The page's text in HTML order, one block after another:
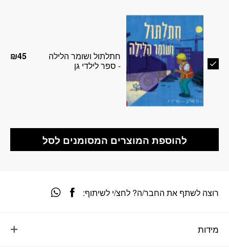
מידות
חתלתול ושומר הלילה
- ספר לילדי גן
₪45
להוספת המוצרים המסומנים לסל
רוצה לשתף את החבר/ה? לחצ/י לשיתוף: